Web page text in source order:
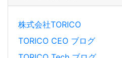
株式会社TORICO
TORICO CEO ブログ